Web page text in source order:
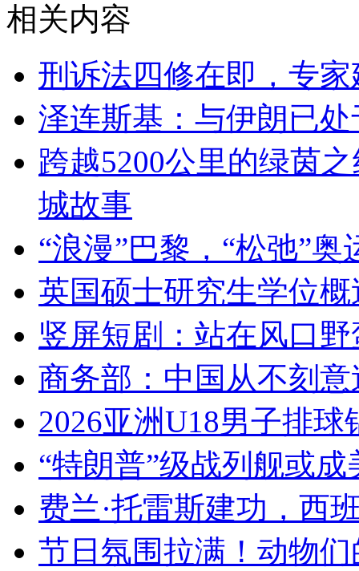
相关内容
刑诉法四修在即，专
泽连斯基：与伊朗已
跨越5200公里的绿茵
城故事
“浪漫”巴黎，“松弛”奥
英国硕士研究生学位概
竖屏短剧：站在风口
商务部：中国从不刻
2026亚洲U18男子排
“特朗普”级战列舰或
费兰·托雷斯建功，西
节日氛围拉满！动物